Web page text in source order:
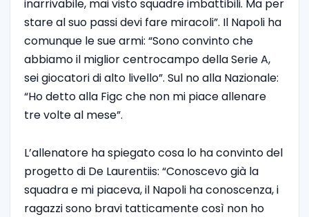
inarrivabile, mai visto squadre imbattibili. Ma per
stare al suo passi devi fare miracoli”. Il Napoli ha
comunque le sue armi: “Sono convinto che
abbiamo il miglior centrocampo della Serie A,
sei giocatori di alto livello”. Sul no alla Nazionale:
“Ho detto alla Figc che non mi piace allenare
tre volte al mese”.
L’allenatore ha spiegato cosa lo ha convinto del
progetto di De Laurentiis: “Conoscevo già la
squadra e mi piaceva, il Napoli ha conoscenza, i
ragazzi sono bravi tatticamente così non ho